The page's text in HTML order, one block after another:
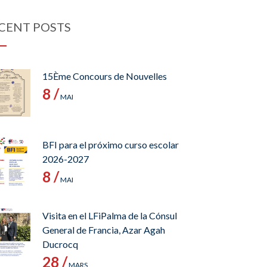
POSTS
15Ème Concours de Nouvelles
8 /MAI
BFI para el próximo curso escolar
2026-2027
8 /MAI
Visita en el LFiPalma de la Cónsul
General de Francia, Azar Agah
Ducrocq
28 /MARS